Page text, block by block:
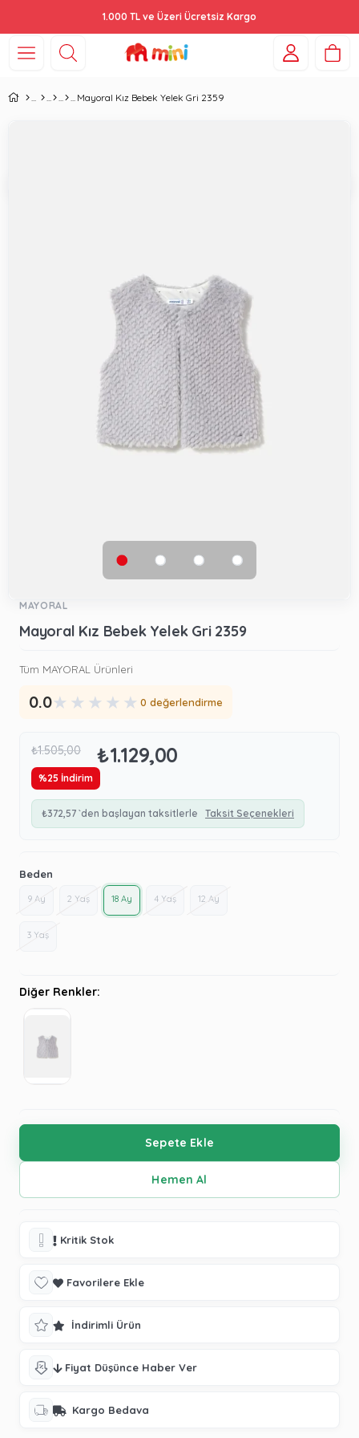
1.000 TL ve Üzeri Ücretsiz Kargo
Mayoral Kız Bebek Yelek Gri 2359
MAYORAL
Mayoral Kız Bebek Yelek Gri 2359
Tüm MAYORAL Ürünleri
0.0★ ★ ★ ★ ★ 0 değerlendirme
₺1.505,00 ₺1.129,00
%25 İndirim
₺372,57 `den başlayan taksitlerle Taksit Seçenekleri
Beden
9 Ay 2 Yaş 18 Ay 4 Yaş 12 Ay
3 Yaş
Diğer Renkler:
Kritik Stok
Favorilere Ekle
İndirimli Ürün
Fiyat Düşünce Haber Ver
Kargo Bedava